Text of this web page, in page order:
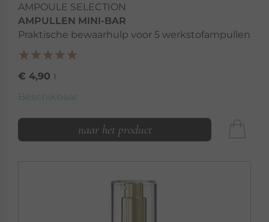
AMPOULE SELECTION
AMPULLEN MINI-BAR
Praktische bewaarhulp voor 5 werkstofampullen
€ 4,90 1
Beschikbaar
naar het product